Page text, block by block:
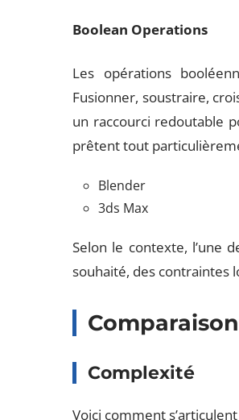
Boolean Operations
Les opérations
Fusionner, soustraire,
un raccourci redoutable
prêtent tout
Blender
3ds Max
Selon le contexte, l’une
souhaité, des contraintes
Complexité
Voici comment